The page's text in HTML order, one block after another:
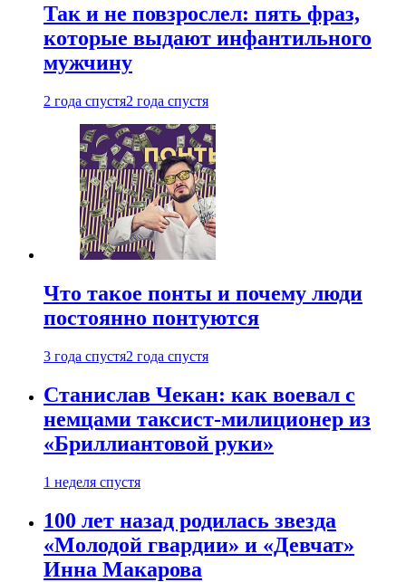
Так и не повзрослел: пять фраз,
которые выдают инфантильного
мужчину
2 года спустя2 года спустя
Что такое понты и почему люди
постоянно понтуются
3 года спустя2 года спустя
Станислав Чекан: как воевал с
немцами таксист-милиционер из
«Бриллиантовой руки»
1 неделя спустя
100 лет назад родилась звезда
«Молодой гвардии» и «Девчат»
Инна Макарова